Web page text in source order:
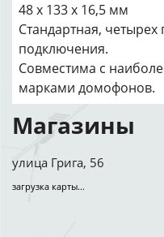
48 x 133 x 16,5 мм
Стандартная,
подключения.
Совместима с
марками домофонов.
Магазины
улица Грига, 56
загрузка карты...